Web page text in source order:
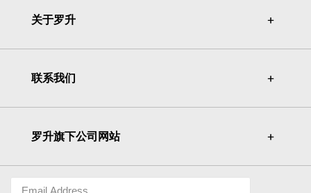
关于罗升 ＋
＋
联系我们 ＋
＋
罗升旗下公司网站 ＋
＋